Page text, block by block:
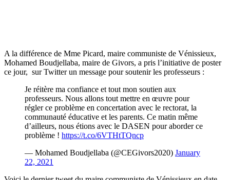
A la différence de Mme Picard, maire communiste de Vénissieux,
Mohamed Boudjellaba, maire de Givors, a pris l’initiative de poster
ce jour, sur Twitter un message pour soutenir les professeurs :
Je réitère ma confiance et tout mon soutien aux
professeurs. Nous allons tout mettre en œuvre pour
régler ce problème en concertation avec le rectorat, la
communauté éducative et les parents. Ce matin même
d’ailleurs, nous étions avec le DASEN pour aborder ce
problème ! https://t.co/6VTHtTQncp
— Mohamed Boudjellaba (@CEGivors2020) January
22, 2021